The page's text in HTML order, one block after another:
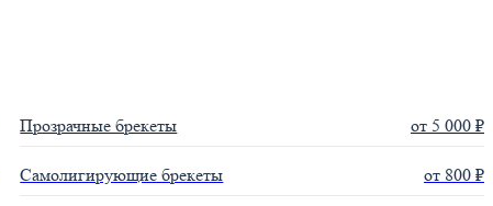
Прозрачные брекеты от 5 000 ₽
Самолигирующие брекеты от 800 ₽